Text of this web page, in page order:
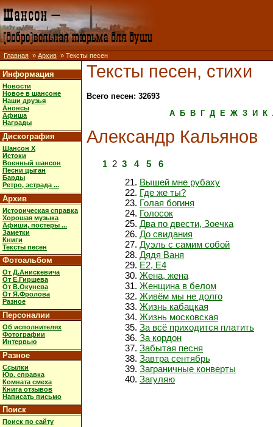
Главная » Архив » Тексты песен
Информация
Новости
Новое в шансоне
Наши друзья
Анонсы
Афиша
Награды
Дискография
Шансон X
Истоки
Военный шансон
Песни цыган
Барды
Ретро, эстрада ...
Архив
Историческая справка
Хорошая музыка
Афиши, постеры ...
Заметки
Книги
Тексты песен
Фотоальбом
От Д.Анискевича
От Е.Гиршева
От В.Окунева
От Я.Фролова
Разное
Персоналии
Об исполнителях
Фотографии
Интервью
Разное
Ссылки
Юр. справка
Комната смеха
Книга отзывов
Написать письмо
Поиск
Поиск по сайту
Тексты песен, стихи
Всего песен: 32693
А
Б В Г Д Е Ж З И К
Александр Кальянов
1 2 3 4 5
6
Вышей мне рубаху
Где же ты?
Голая богиня
Голосок
Два по двести, Зоечка
До свидания
Дуэль с самим собой
Дядя Ваня
Е2, Е4
Жена, жена
Женщина в белом
Живём мы не долго
Жизнь кабацкая
Жизнь московская
За всё приходится платить
За кордон
Забытая песня
Завтра сентябрь
Заграничные конверты
Загуляю